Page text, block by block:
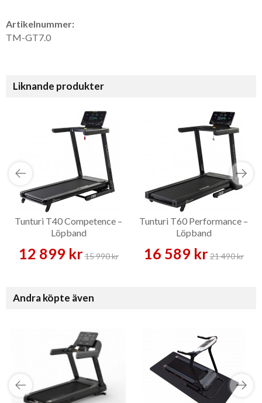
Artikelnummer:
TM-GT7.0
Liknande produkter
Tunturi T40 Competence –
Löpband
12 899 kr15 990 kr
Tunturi T60 Performance –
Löpband
16 589 kr21 490 kr
Andra köpte även